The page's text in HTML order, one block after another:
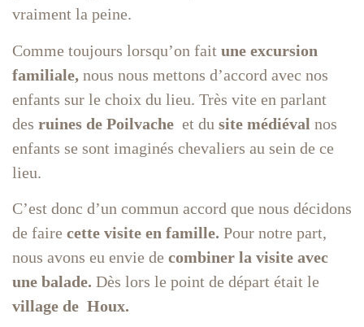
vraiment la peine.
Comme toujours lorsqu’on fait une excursion
familiale, nous nous mettons d’accord avec nos
enfants sur le choix du lieu. Très vite en parlant
des ruines de Poilvache et du site médiéval nos
enfants se sont imaginés chevaliers au sein de ce
lieu.
C’est donc d’un commun accord que nous décidons
de faire cette visite en famille. Pour notre part,
nous avons eu envie de combiner la visite avec
une balade. Dès lors le point de départ était le
village de Houx.